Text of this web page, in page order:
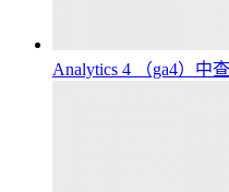
Analytics 4 （ga4）中